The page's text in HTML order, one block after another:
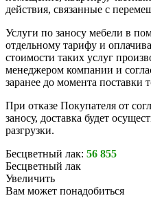
действия, связанные с
Услуги по заносу мебели в
отдельному тарифу и
стоимости таких услуг
менеджером компании и
заранее до момента поставки
При отказе Покупателя от
заносу, доставка будет
разгрузки.
Бесцветный лак: 56 855
Бесцветный лак
Увеличить
Вам может понадобиться